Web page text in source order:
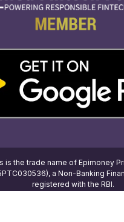
is the trade name of Epimoney
a Non-Banking
registered with the RBI.